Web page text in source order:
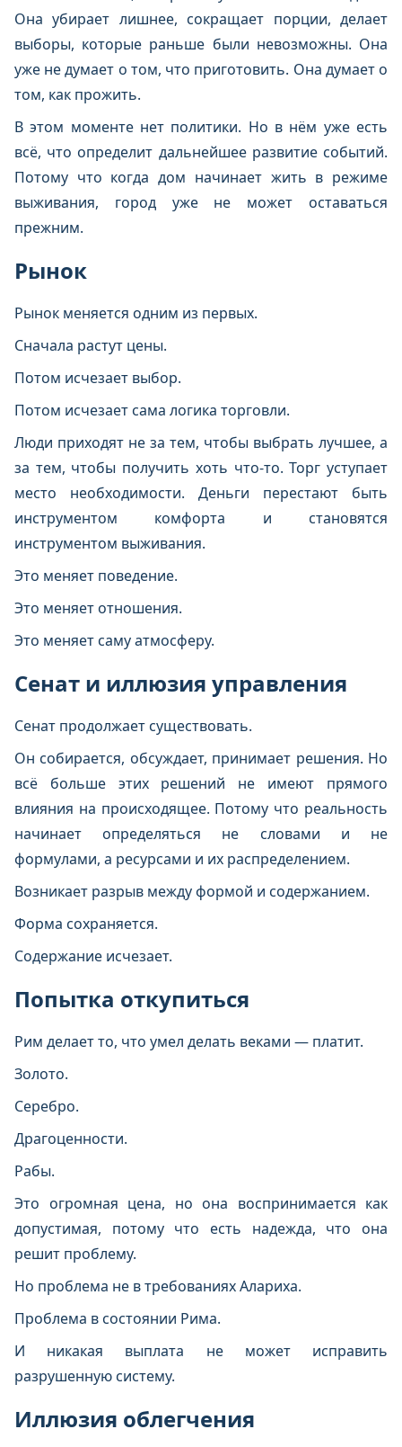
Она убирает лишнее, сокращает порции, делает
выборы, которые раньше были невозможны. Она
уже не думает о том, что приготовить. Она думает о
том, как прожить.
В этом моменте нет политики. Но в нём уже есть
всё, что определит дальнейшее развитие событий.
Потому что когда дом начинает жить в режиме
выживания, город уже не может оставаться
прежним.
Рынок
Рынок меняется одним из первых.
Сначала растут цены.
Потом исчезает выбор.
Потом исчезает сама логика торговли.
Люди приходят не за тем, чтобы выбрать лучшее, а
за тем, чтобы получить хоть что-то. Торг уступает
место необходимости. Деньги перестают быть
инструментом комфорта и становятся
инструментом выживания.
Это меняет поведение.
Это меняет отношения.
Это меняет саму атмосферу.
Сенат и иллюзия управления
Сенат продолжает существовать.
Он собирается, обсуждает, принимает решения. Но
всё больше этих решений не имеют прямого
влияния на происходящее. Потому что реальность
начинает определяться не словами и не
формулами, а ресурсами и их распределением.
Возникает разрыв между формой и содержанием.
Форма сохраняется.
Содержание исчезает.
Попытка откупиться
Рим делает то, что умел делать веками — платит.
Золото.
Серебро.
Драгоценности.
Рабы.
Это огромная цена, но она воспринимается как
допустимая, потому что есть надежда, что она
решит проблему.
Но проблема не в требованиях Алариха.
Проблема в состоянии Рима.
И никакая выплата не может исправить
разрушенную систему.
Иллюзия облегчения